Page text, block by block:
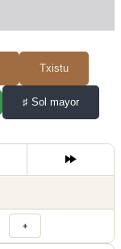
Txistu
♯ Sol mayor
+